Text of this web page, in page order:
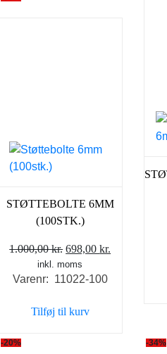
STØTTEBOLTE 6MM
(100STK.)
1.000,00kr. Den
oprindelige
pris
1.000,00 kr..
698,00kr.
inkl. moms
Varenr: 11022-100
Tilføj til kurv
-20% -34%